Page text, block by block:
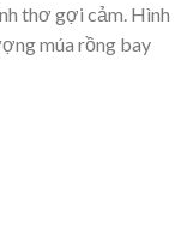
thơ gợi cảm. Hình
múa rồng bay